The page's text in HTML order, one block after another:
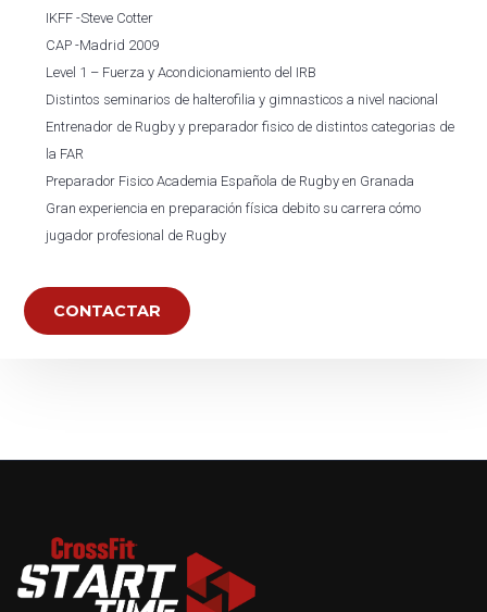
IKFF -Steve Cotter
CAP -Madrid 2009
Level 1 – Fuerza y Acondicionamiento del IRB
Distintos seminarios de halterofilia y gimnasticos a nivel nacional
Entrenador de Rugby y preparador fisico de distintos categorias de
la FAR
Preparador Fisico Academia Española de Rugby en Granada
Gran experiencia en preparación física debito su carrera cómo
jugador profesional de Rugby
CONTACTAR